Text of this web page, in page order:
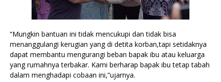
“Mungkin bantuan ini tidak mencukupi dan tidak bisa
menanggulangi kerugian yang di detita korban,tapi setidaknya
dapat membantu mengurangi beban bapak ibu atau keluarga
yang rumahnya terbakar. Kami berharap bapak ibu tetap tabah
dalam menghadapi cobaan ini,”ujarnya.